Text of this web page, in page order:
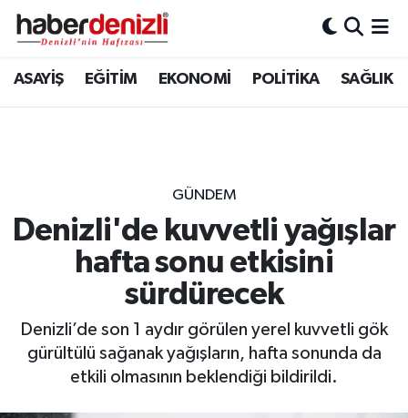
ASAYİŞ EĞİTİM EKONOMİ POLİTİKA SAĞLIK
GÜNDEM
Denizli'de kuvvetli yağışlar
hafta sonu etkisini
sürdürecek
Denizli’de son 1 aydır görülen yerel kuvvetli gök
gürültülü sağanak yağışların, hafta sonunda da
etkili olmasının beklendiği bildirildi.
Denizli Nöbetçi Eczaneler
Tüm Manşetler
Son Dakika Haberleri
Haber Arşivi